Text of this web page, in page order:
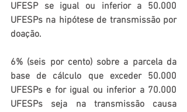
UFESP se igual ou inferior a 50.000
UFESPs na hipótese de transmissão por
doação.
6% (seis por cento) sobre a parcela da
base de cálculo que exceder 50.000
UFESPs e for igual ou inferior a 70.000
UFESPs seja na transmissão causa